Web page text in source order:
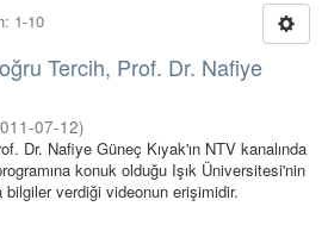
1-10
Tercih, Prof. Dr. Nafiye
07-12)
Dr. Nafiye Güneç Kıyak'ın NTV kanalında
konuk olduğu Işık Üniversitesi'nin
verdiği videonun erişimidir.